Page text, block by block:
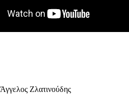
Άγγελος Ζλατινούδης